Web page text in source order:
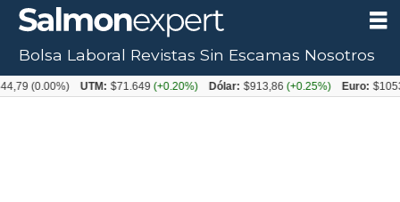
Bolsa Laboral Revistas Sin Escamas Nosotros
UTM: $71.649(+0.20%) Dólar: $913,86(+0.25%) Euro: $1053,08(-